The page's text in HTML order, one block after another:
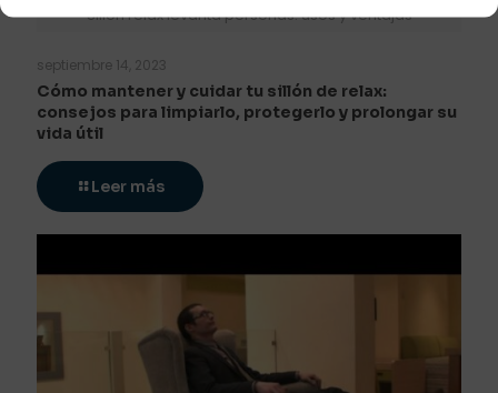
Sillón relax levanta personas: usos y ventajas
septiembre 14, 2023
Cómo mantener y cuidar tu sillón de relax:
consejos para limpiarlo, protegerlo y prolongar su
vida útil
Leer más